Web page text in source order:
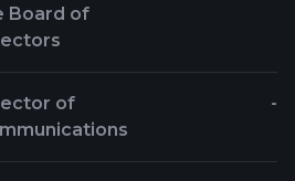
Board of
of
-